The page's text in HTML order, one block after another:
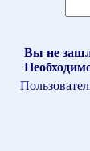
Вы не